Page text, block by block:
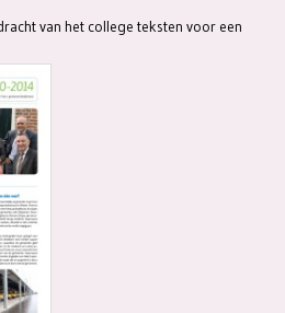
van het college teksten voor een